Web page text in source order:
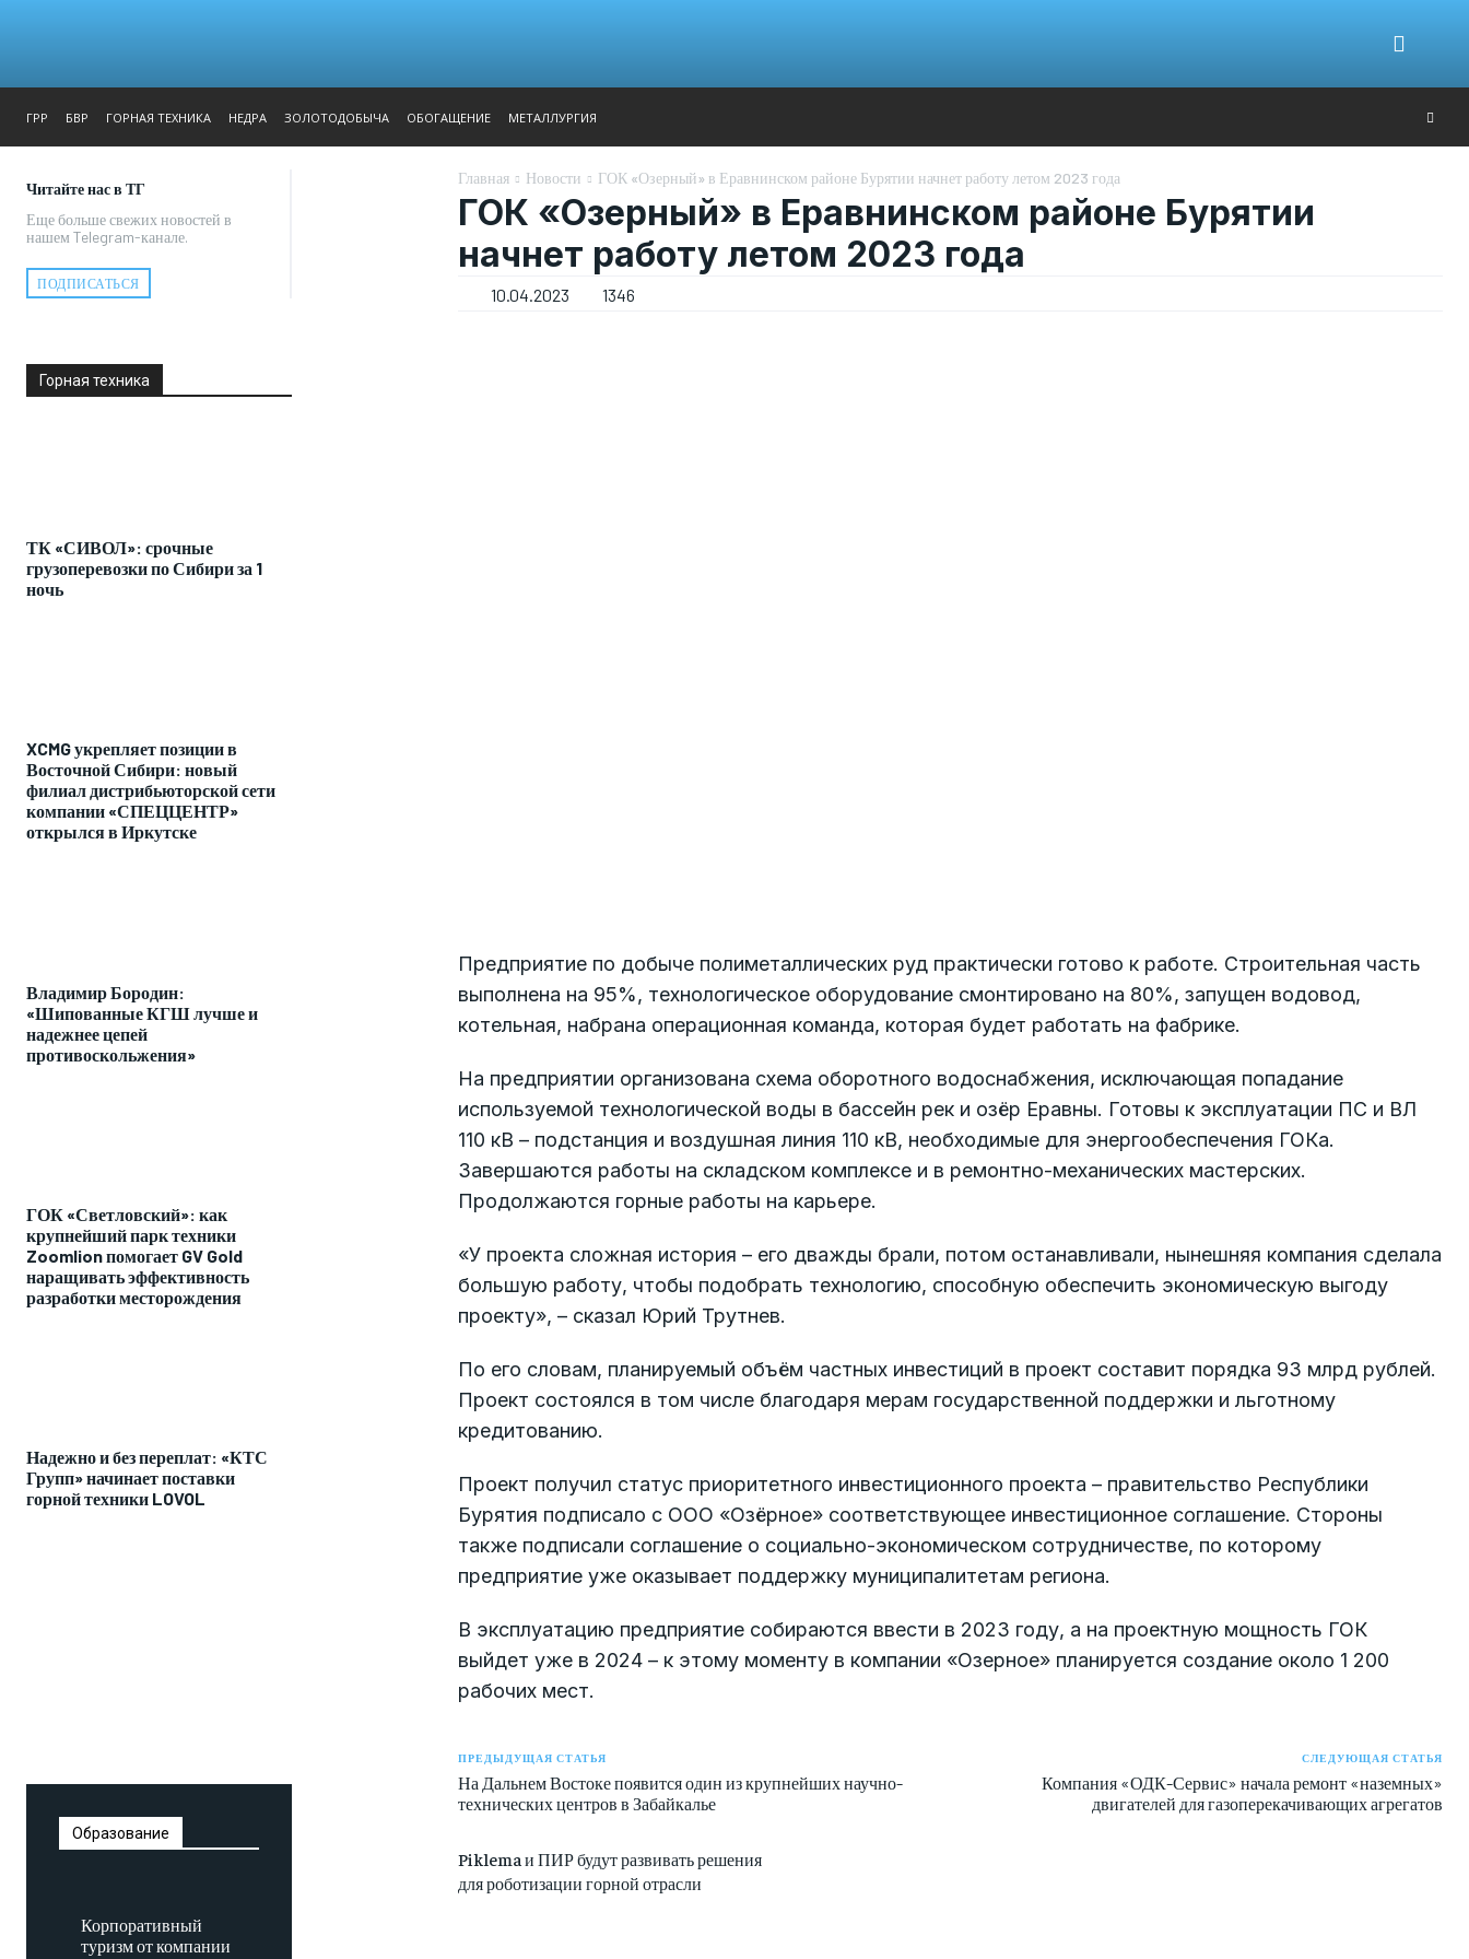
ГРР БВР ГОРНАЯ ТЕХНИКА НЕДРА ЗОЛОТОДОБЫЧА ОБОГАЩЕНИЕ МЕТАЛЛУРГИЯ
Читайте нас в ТГ
Еще больше свежих новостей в
нашем Telegram-канале.
ПОДПИСАТЬСЯ
Горная техника
ТК «СИВОЛ»: срочные
грузоперевозки по Сибири за 1
ночь
XCMG укрепляет позиции в
Восточной Сибири: новый
филиал дистрибьюторской сети
компании «СПЕЦЦЕНТР»
открылся в Иркутске
Владимир Бородин:
«Шипованные КГШ лучше и
надежнее цепей
противоскольжения»
ГОК «Светловский»: как
крупнейший парк техники
Zoomlion помогает GV Gold
наращивать эффективность
разработки месторождения
Надежно и без переплат: «КТС
Групп» начинает поставки
горной техники LOVOL
Образование
Корпоративный
туризм от компании
Главная Новости ГОК «Озерный» в Еравнинском районе Бурятии начнет работу летом 2023 года
ГОК «Озерный» в Еравнинском районе Бурятии
начнет работу летом 2023 года
10.04.2023 1346
Предприятие по добыче полиметаллических руд практически готово к работе. Строительная часть
выполнена на 95%, технологическое оборудование смонтировано на 80%, запущен водовод,
котельная, набрана операционная команда, которая будет работать на фабрике.
На предприятии организована схема оборотного водоснабжения, исключающая попадание
используемой технологической воды в бассейн рек и озёр Еравны. Готовы к эксплуатации ПС и ВЛ
110 кВ – подстанция и воздушная линия 110 кВ, необходимые для энергообеспечения ГОКа.
Завершаются работы на складском комплексе и в ремонтно-механических мастерских.
Продолжаются горные работы на карьере.
«У проекта сложная история – его дважды брали, потом останавливали, нынешняя компания сделала
большую работу, чтобы подобрать технологию, способную обеспечить экономическую выгоду
проекту», – сказал Юрий Трутнев.
По его словам, планируемый объём частных инвестиций в проект составит порядка 93 млрд рублей.
Проект состоялся в том числе благодаря мерам государственной поддержки и льготному
кредитованию.
Проект получил статус приоритетного инвестиционного проекта – правительство Республики
Бурятия подписало с ООО «Озёрное» соответствующее инвестиционное соглашение. Стороны
также подписали соглашение о социально-экономическом сотрудничестве, по которому
предприятие уже оказывает поддержку муниципалитетам региона.
В эксплуатацию предприятие собираются ввести в 2023 году, а на проектную мощность ГОК
выйдет уже в 2024 – к этому моменту в компании «Озерное» планируется создание около 1 200
рабочих мест.
ПРЕДЫДУЩАЯ СТАТЬЯ
На Дальнем Востоке появится один из крупнейших научно-
технических центров в Забайкалье
СЛЕДУЮЩАЯ СТАТЬЯ
Компания «ОДК-Сервис» начала ремонт «наземных»
двигателей для газоперекачивающих агрегатов
Piklema и ПИР будут развивать решения
для роботизации горной отрасли